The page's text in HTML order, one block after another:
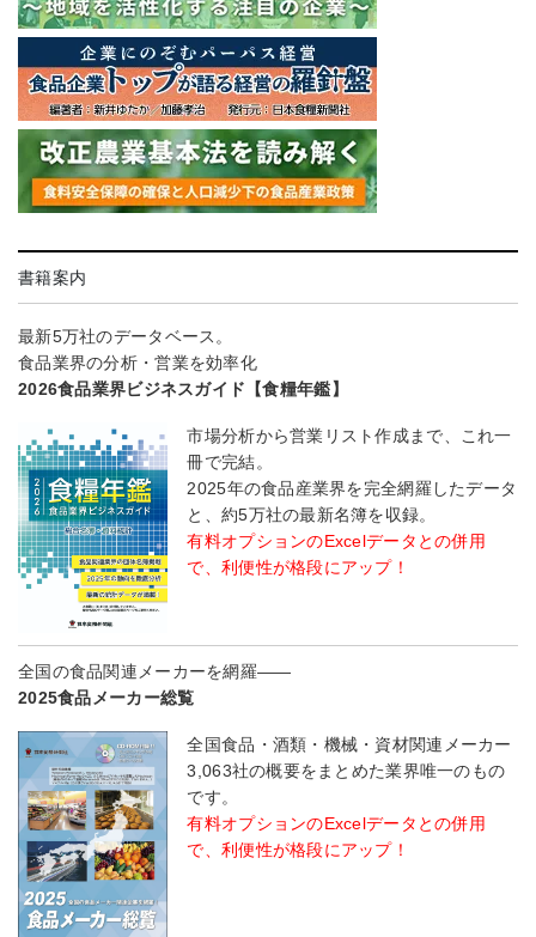
書籍案内
最新5万社のデータベース。
食品業界の分析・営業を効率化
2026食品業界ビジネスガイド【食糧年鑑】
市場分析から営業リスト作成まで、これ一
冊で完結。
2025年の食品産業界を完全網羅したデータ
と、約5万社の最新名簿を収録。
有料オプションのExcelデータとの併用
で、利便性が格段にアップ！
全国の食品関連メーカーを網羅――
2025食品メーカー総覧
全国食品・酒類・機械・資材関連メーカー
3,063社の概要をまとめた業界唯一のもの
です。
有料オプションのExcelデータとの併用
で、利便性が格段にアップ！